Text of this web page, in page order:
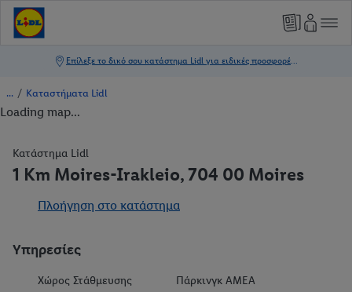
/ Καταστήματα Lidl
Loading map...
Κατάστημα Lidl
1 Km Moires-Irakleio, 704 00 Moires
Πλοήγηση στο κατάστημα
Υπηρεσίες
Χώρος Στάθμευσης
Πάρκινγκ ΑΜΕΑ